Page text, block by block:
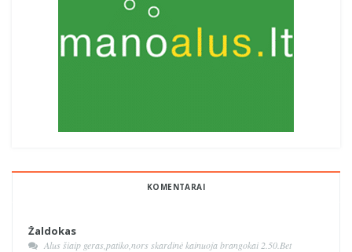
KOMENTARAI
Žaldokas
Alus šiaip geras,patiko,nors skardinė kainuoja brangokai 2.50.Bet